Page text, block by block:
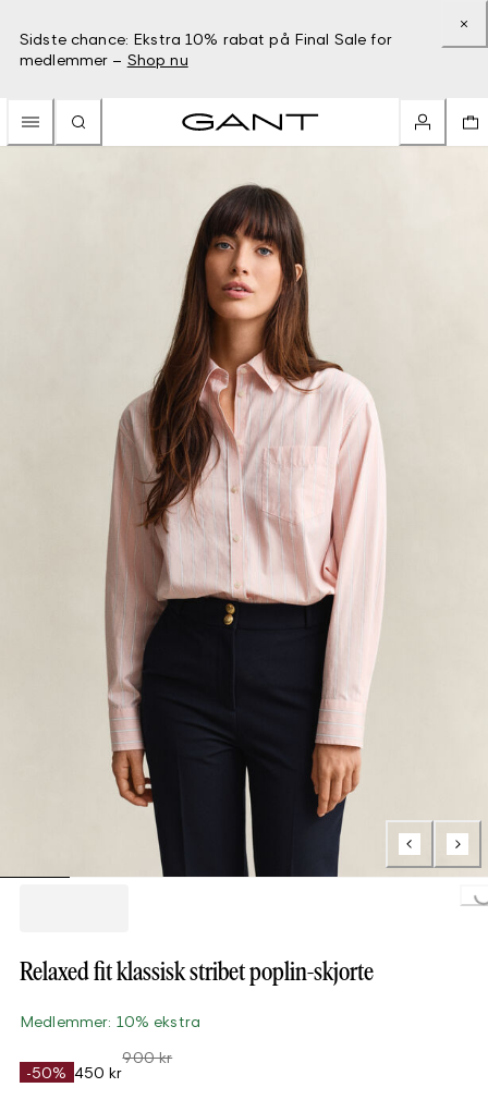
Sidste chance: Ekstra 10% rabat på Final Sale for
medlemmer – Shop nu
Loading...
Relaxed fit klassisk stribet poplin-skjorte
Medlemmer: 10% ekstra
-50% 450 kr
900 kr